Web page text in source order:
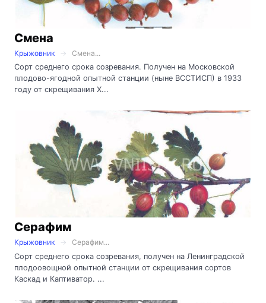
Смена
Крыжовник
Смена...
Сорт среднего срока созревания. Получен на Московской
плодово-ягодной опытной станции (ныне ВССТИСП) в 1933
году от скрещивания Х...
Серафим
Крыжовник
Серафим...
Сорт среднего срока созревания, получен на Ленинградской
плодоовощной опытной станции от скрещивания сортов
Каскад и Каптиватор. ...